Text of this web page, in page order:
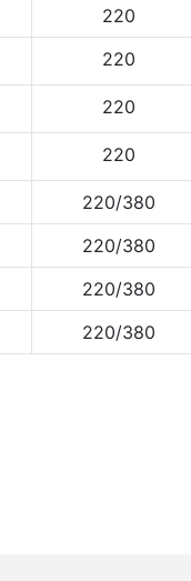
220
220
220
220
220/380
220/380
220/380
220/380